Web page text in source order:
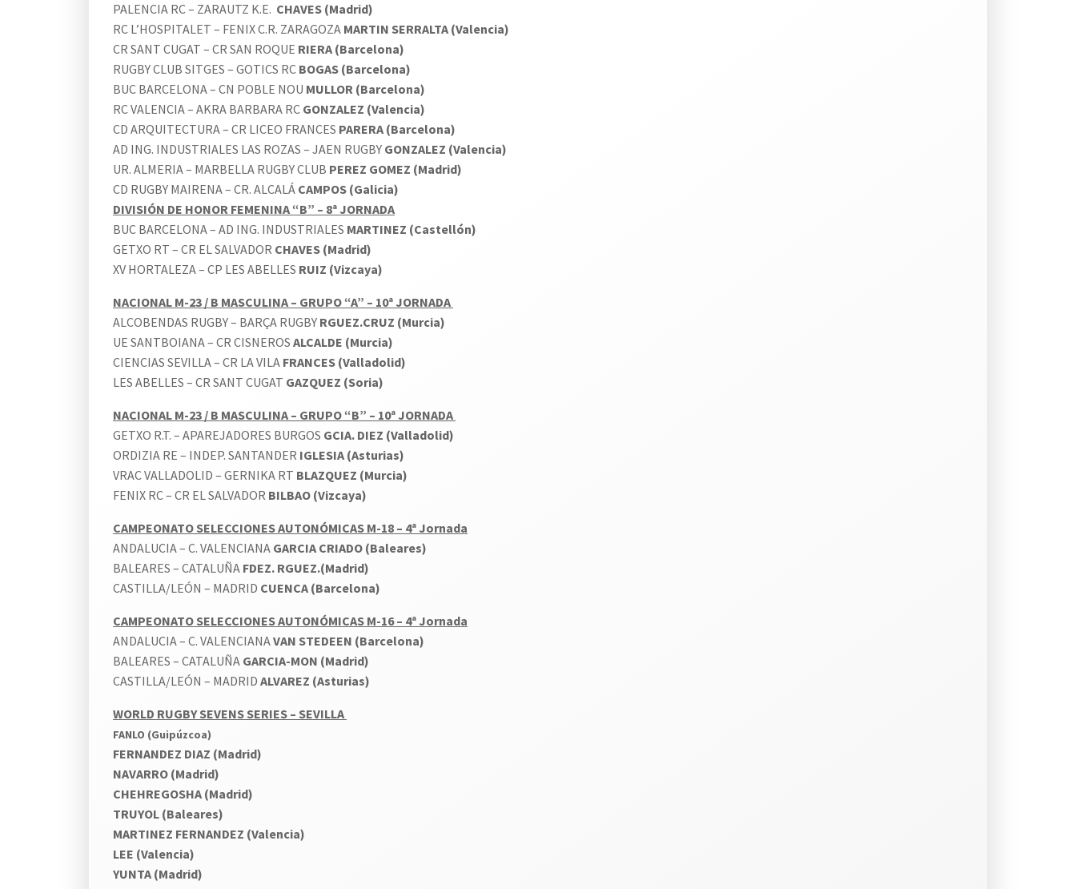
PALENCIA RC – ZARAUTZ K.E. CHAVES (Madrid)
RC L’HOSPITALET – FENIX C.R. ZARAGOZA MARTIN SERRALTA (Valencia)
CR SANT CUGAT – CR SAN ROQUE RIERA (Barcelona)
RUGBY CLUB SITGES – GOTICS RC BOGAS (Barcelona)
BUC BARCELONA – CN POBLE NOU MULLOR (Barcelona)
RC VALENCIA – AKRA BARBARA RC GONZALEZ (Valencia)
CD ARQUITECTURA – CR LICEO FRANCES PARERA (Barcelona)
AD ING. INDUSTRIALES LAS ROZAS – JAEN RUGBY GONZALEZ (Valencia)
UR. ALMERIA – MARBELLA RUGBY CLUB PEREZ GOMEZ (Madrid)
CD RUGBY MAIRENA – CR. ALCALÁ CAMPOS (Galicia)
DIVISIÓN DE HONOR FEMENINA “B” – 8ª JORNADA
BUC BARCELONA – AD ING. INDUSTRIALES MARTINEZ (Castellón)
GETXO RT – CR EL SALVADOR CHAVES (Madrid)
XV HORTALEZA – CP LES ABELLES RUIZ (Vizcaya)
NACIONAL M-23 / B MASCULINA – GRUPO “A” – 10ª JORNADA
ALCOBENDAS RUGBY – BARÇA RUGBY RGUEZ.CRUZ (Murcia)
UE SANTBOIANA – CR CISNEROS ALCALDE (Murcia)
CIENCIAS SEVILLA – CR LA VILA FRANCES (Valladolid)
LES ABELLES – CR SANT CUGAT GAZQUEZ (Soria)
NACIONAL M-23 / B MASCULINA – GRUPO “B” – 10ª JORNADA
GETXO R.T. – APAREJADORES BURGOS GCIA. DIEZ (Valladolid)
ORDIZIA RE – INDEP. SANTANDER IGLESIA (Asturias)
VRAC VALLADOLID – GERNIKA RT BLAZQUEZ (Murcia)
FENIX RC – CR EL SALVADOR BILBAO (Vizcaya)
CAMPEONATO SELECCIONES AUTONÓMICAS M-18 – 4ª Jornada
ANDALUCIA – C. VALENCIANA GARCIA CRIADO (Baleares)
BALEARES – CATALUÑA FDEZ. RGUEZ.(Madrid)
CASTILLA/LEÓN – MADRID CUENCA (Barcelona)
CAMPEONATO SELECCIONES AUTONÓMICAS M-16 – 4ª Jornada
ANDALUCIA – C. VALENCIANAVAN STEDEEN (Barcelona)
BALEARES – CATALUÑA GARCIA-MON (Madrid)
CASTILLA/LEÓN – MADRID ALVAREZ (Asturias)
WORLD RUGBY SEVENS SERIES – SEVILLA
FANLO (Guipúzcoa)
FERNANDEZ DIAZ (Madrid)
NAVARRO (Madrid)
CHEHREGOSHA (Madrid)
TRUYOL (Baleares)
MARTINEZ FERNANDEZ (Valencia)
LEE (Valencia)
YUNTA (Madrid)